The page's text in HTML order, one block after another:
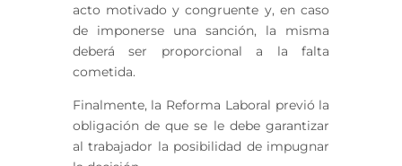
acto motivado y congruente y, en caso
de imponerse una sanción, la misma
deberá ser proporcional a la falta
cometida.
Finalmente, la Reforma Laboral previó la
obligación de que se le debe garantizar
al trabajador la posibilidad de impugnar